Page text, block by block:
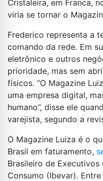
Cristaleira, em Franca,
viria se tornar o
Frederico representa a
comando da rede. Em
eletrônico e outros
prioridade, mas sem
físicos. “O Magazine
uma empresa digital,
humano”, disse ele
varejista, segundo a
O Magazine Luiza é o
Brasil em faturamento,
Brasileiro de
Consumo (Ibevar).